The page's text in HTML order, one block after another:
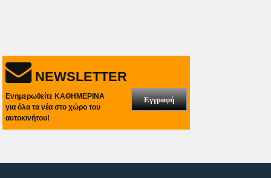
NEWSLETTER
Ενημερωθείτε ΚΑΘΗΜΕΡΙΝΑ
για όλα τα νέα στο χώρο του
αυτοκινήτου!
Εγγραφή